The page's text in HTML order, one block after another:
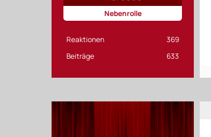
Nebenrolle
Reaktionen
369
Beiträge
633